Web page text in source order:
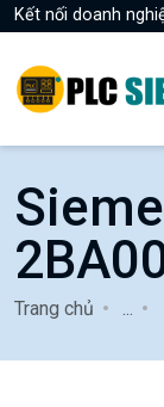
Kết nối doanh
Trang chủ